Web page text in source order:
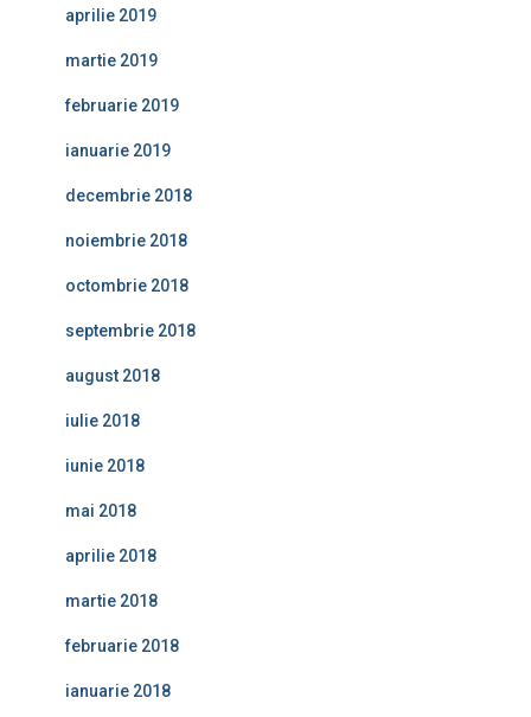
aprilie 2019
martie 2019
februarie 2019
ianuarie 2019
decembrie 2018
noiembrie 2018
octombrie 2018
septembrie 2018
august 2018
iulie 2018
iunie 2018
mai 2018
aprilie 2018
martie 2018
februarie 2018
ianuarie 2018